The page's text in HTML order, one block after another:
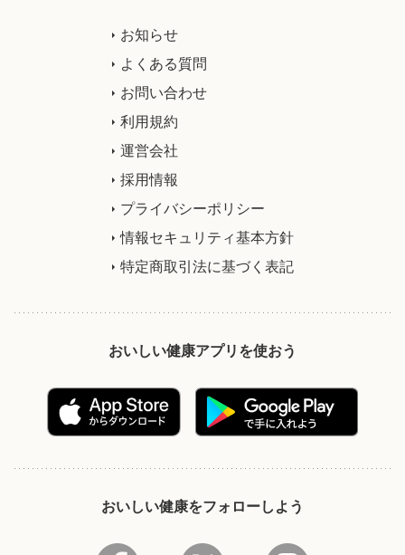
お知らせ
よくある質問
お問い合わせ
利用規約
運営会社
採用情報
プライバシーポリシー
情報セキュリティ基本方針
特定商取引法に基づく表記
おいしい健康アプリを使おう
おいしい健康をフォローしよう